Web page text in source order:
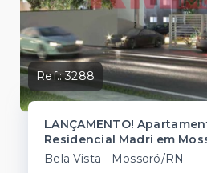
Ref.:3288
LANÇAMENTO!
Residencial Madri em
Bela Vista - Mossoró/RN